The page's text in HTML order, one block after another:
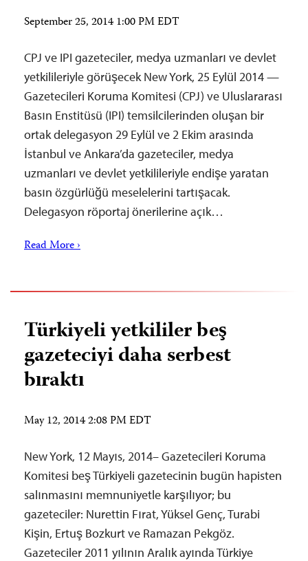
September 25, 2014 1:00 PM EDT
CPJ ve IPI gazeteciler, medya uzmanları ve devlet
yetkilileriyle görüşecek New York, 25 Eylül 2014 —
Gazetecileri Koruma Komitesi (CPJ) ve Uluslararası
Basın Enstitüsü (IPI) temsilcilerinden oluşan bir
ortak delegasyon 29 Eylül ve 2 Ekim arasında
İstanbul ve Ankara’da gazeteciler, medya
uzmanları ve devlet yetkilileriyle endişe yaratan
basın özgürlüğü meselelerini tartışacak.
Delegasyon röportaj önerilerine açık…
Read More ›
Türkiyeli yetkililer beş
gazeteciyi daha serbest
bıraktı
May 12, 2014 2:08 PM EDT
New York, 12 Mayıs, 2014– Gazetecileri Koruma
Komitesi beş Türkiyeli gazetecinin bugün hapisten
salınmasını memnuniyetle karşılıyor; bu
gazeteciler: Nurettin Fırat, Yüksel Genç, Turabi
Kişin, Ertuş Bozkurt ve Ramazan Pekgöz.
Gazeteciler 2011 yılının Aralık ayında Türkiye